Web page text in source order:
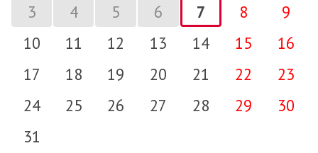
3
4 5 6 7 8
9
10
11 12 13 14 15
16
17
18 19 20 21 22
23
24
25 26 27 28 29
30
31